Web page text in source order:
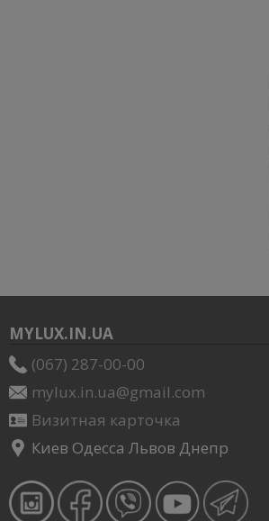
MYLUX.IN.UA
(067) 287-00-00
mylux.in.ua@gmail.com
Визитная карточка
Киев Одесса Львов Днепр